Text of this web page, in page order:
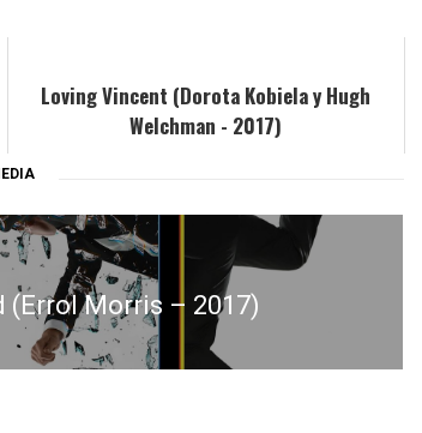
Loving Vincent (Dorota Kobiela y Hugh
Welchman - 2017)
(Errol Morris – 2017)